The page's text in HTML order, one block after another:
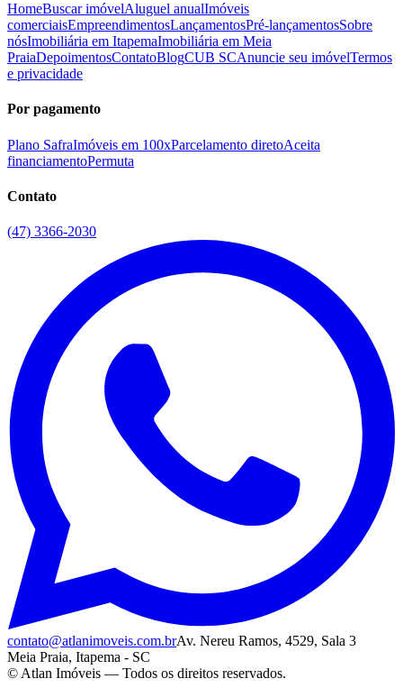
HomeBuscar imóvelAluguel anualImóveis
comerciaisEmpreendimentosLançamentosPré-lançamentosSobre
nósImobiliária em ItapemaImobiliária em Meia
PraiaDepoimentosContatoBlogCUB SCAnuncie seu imóvelTermos
e privacidade
Por pagamento
Plano SafraImóveis em 100xParcelamento diretoAceita
financiamentoPermuta
Contato
(47) 3366-2030
contato@atlanimoveis.com.brAv. Nereu Ramos, 4529, Sala 3
Meia Praia, Itapema - SC
© Atlan Imóveis — Todos os direitos reservados.